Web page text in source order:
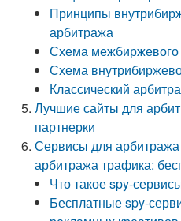
Принципы
арбитража
Схема
Схема
Классический
Лучшие сайты для
партнерки
Сервисы для
арбитража трафика:
Что такое spy-
Бесплатные spy-